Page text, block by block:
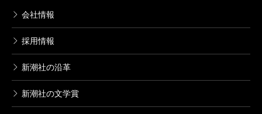
会社情報
採用情報
新潮社の沿革
新潮社の文学賞